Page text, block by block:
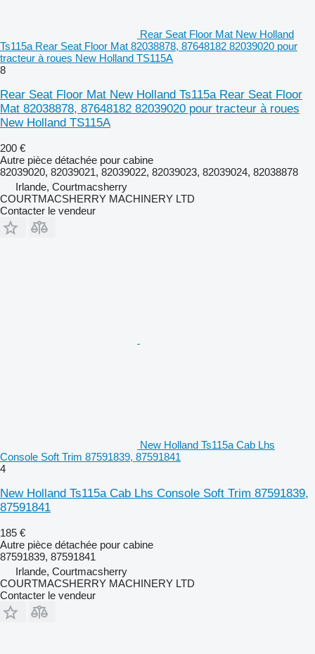
Rear Seat Floor Mat New Holland
Ts115a Rear Seat Floor Mat 82038878, 87648182 82039020 pour
tracteur à roues New Holland TS115A
8
Rear Seat Floor Mat New Holland Ts115a Rear Seat Floor
Mat 82038878, 87648182 82039020 pour tracteur à roues
New Holland TS115A
200 €
Autre pièce détachée pour cabine
82039020, 82039021, 82039022, 82039023, 82039024, 82038878
Irlande, Courtmacsherry
COURTMACSHERRY MACHINERY LTD
Contacter le vendeur
New Holland Ts115a Cab Lhs
Console Soft Trim 87591839, 87591841
4
New Holland Ts115a Cab Lhs Console Soft Trim 87591839,
87591841
185 €
Autre pièce détachée pour cabine
87591839, 87591841
Irlande, Courtmacsherry
COURTMACSHERRY MACHINERY LTD
Contacter le vendeur